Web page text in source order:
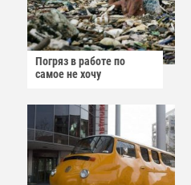
Погряз в работе по
самое не хочу